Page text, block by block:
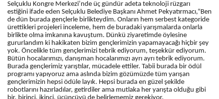
Selçuklu Kongre Merkezi’nde üç gündür adeta teknoloji rüzgarı
estiğini ifade eden Selçuklu Belediye Başkanı Ahmet Pekyatırmacı,“Ben
de dün burada gençlerle birlikteydim. Onların hem serbest kategoride
ürettikleri projeleri inceleme, hem de buradaki yarışmalarda onlarla
birlikte olma imkanına kavuştum. Dünkü ziyaretimde öylesine
gururlandım ki hakikaten bizim gençlerimizin yapamayacağı hiçbir şey
yok. Öncelikle tüm gençlerimizi tebrik ediyorum, teşekkür ediyorum.
Bütün hocalarımızı, danışman hocalarımızı ayrı ayrı tebrik ediyorum.
Burada gençlerimiz yarıştılar, mücadele ettiler. Tabii burada bir ödül
programı yapıyoruz ama aslında bizim gözümüzde tüm yarışan
gençlerimizin hepsi ödüle layık. Hepsi burada en güzel şekilde
robotlarını hazırladılar, getirdiler ama mutlaka her yarışta olduğu gibi